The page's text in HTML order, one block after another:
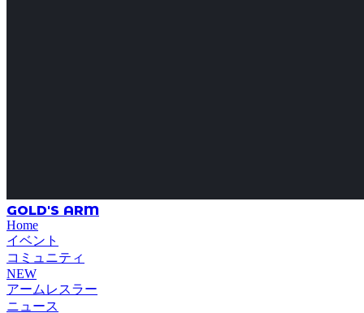
GOLD'S ARM
Home
イベント
コミュニティ
NEW
アームレスラー
ニュース